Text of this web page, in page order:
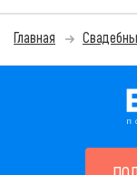
Главная